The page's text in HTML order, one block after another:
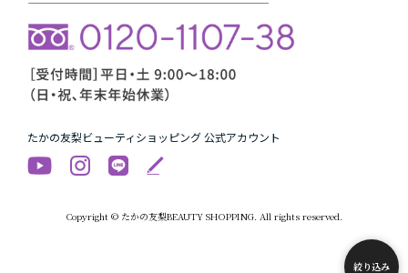
絞り込み
たかの友梨ビューティショッピング 公式アカウント
Copyright © たかの友梨BEAUTY SHOPPING. All rights reserved.